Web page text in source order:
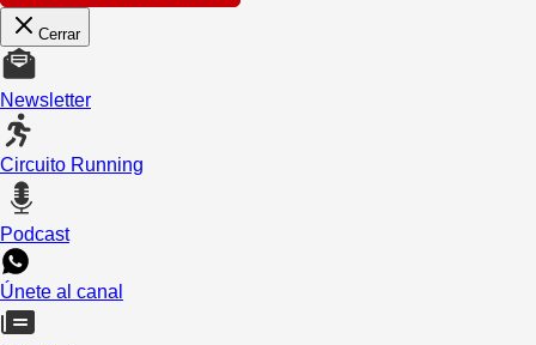
Cerrar
Newsletter
Circuito Running
Podcast
Únete al canal